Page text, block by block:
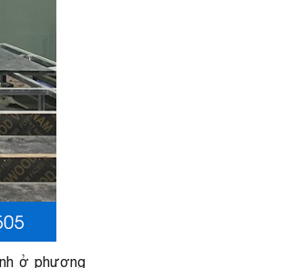
ở phương